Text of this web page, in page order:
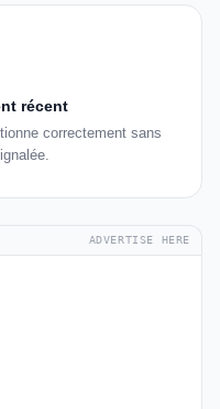
récent
correctement sans
ADVERTISE HERE